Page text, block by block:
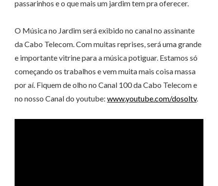
passarinhos e o que mais um jardim tem pra oferecer.
O Música no Jardim será exibido no canal no assinante
da Cabo Telecom. Com muitas reprises, será uma grande
e importante vitrine para a música potiguar. Estamos só
começando os trabalhos e vem muita mais coisa massa
por aí. Fiquem de olho no Canal 100 da Cabo Telecom e
no nosso Canal do youtube: www.youtube.com/dosoltv.